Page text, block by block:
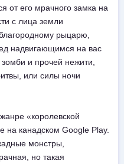
от его мрачного замка на
с лица земли
рыцарю,
надвигающимся на вас
и прочей нежити,
или силы ночи
«королевской
на канадском Google Play.
монстры,
но такая